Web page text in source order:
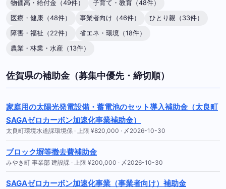
物価高・給付金（49件）
子育て・教育（48件）
医療・健康（48件）
事業者向け（46件）
ひとり親（33件）
障害・福祉（22件）
省エネ・環境（18件）
農業・林業・水産（13件）
佐賀県の補助金（募集中優先・締切順）
家庭用の太陽光発電設備・蓄電池のセット導入補助金（太良町
SAGAゼロカーボン加速化事業補助金）
太良町環境水道課環境係 · 上限 ¥820,000 · 〆2026-10-30
ブロック塀等撤去費補助金
みやき町 事業部 建設課 · 上限 ¥200,000 · 〆2026-10-30
SAGAゼロカーボン加速化事業（事業者向け）補助金